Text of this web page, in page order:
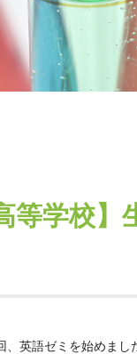
等学校
、英語ゼミを始めまし